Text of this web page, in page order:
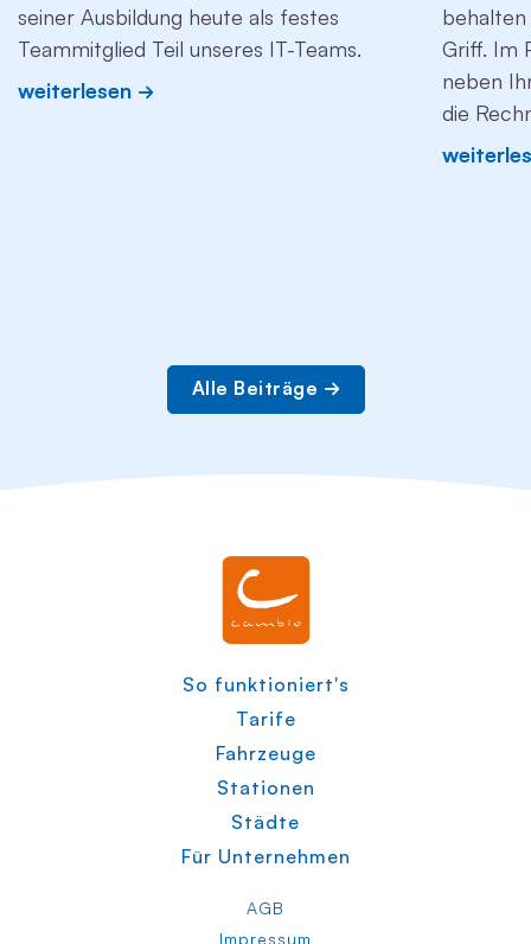
seiner Ausbildung heute als festes
Teammitglied Teil unseres IT-Teams.
weiterlesen
Griff. Im
neben
die
Alle Beiträge
So funktioniert's
Tarife
Fahrzeuge
Stationen
Städte
Für Unternehmen
AGB
Impressum